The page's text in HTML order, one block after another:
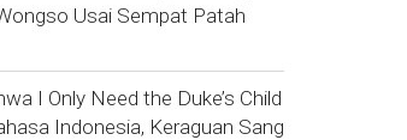
Usai Sempat Patah
I Only Need the Duke’s Child
Indonesia, Keraguan Sang